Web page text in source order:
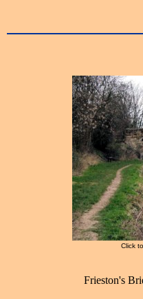
Click
Frieston's